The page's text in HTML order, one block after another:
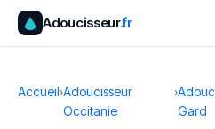
Adoucisseur.fr
Accueil›Adoucisseur
Occitanie
›
Gard